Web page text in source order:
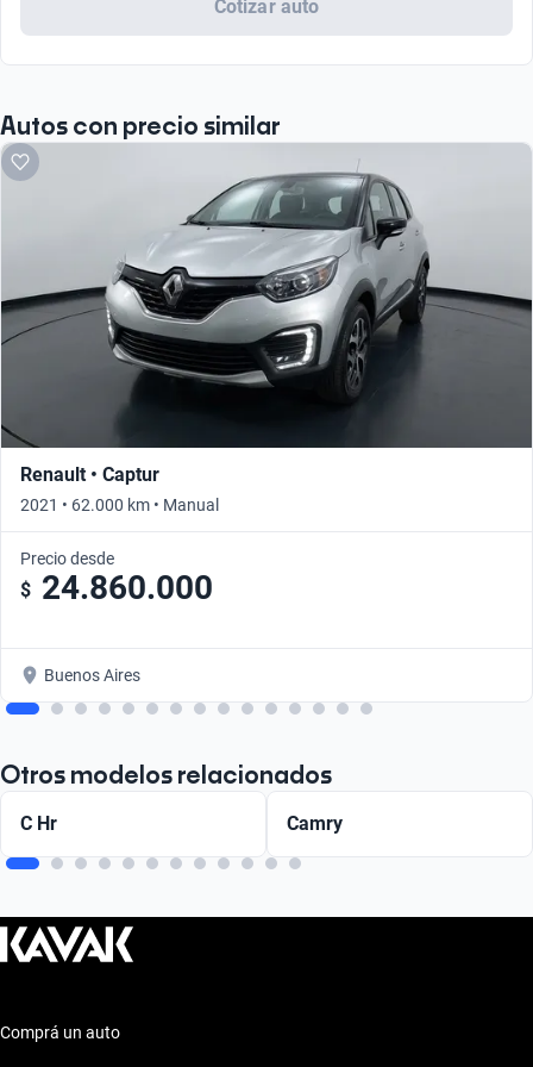
Cotizar auto
Autos con precio similar
Renault • Captur
2021 • 62.000 km • Manual
Precio desde
$ 24.860.000
Buenos Aires
Otros modelos relacionados
C Hr Camry
Comprá un auto